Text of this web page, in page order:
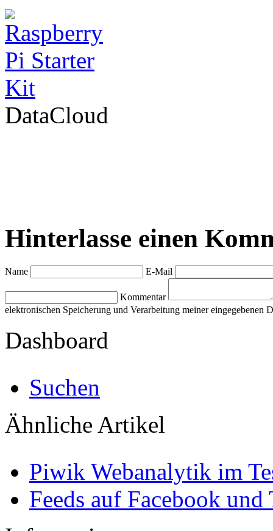
DataCloud
Hinterlasse einen
Name E-Mail
Kommentar
elektronischen Speicherung und Verarbeitung meiner
Dashboard
Suchen
Ähnliche Artikel
Piwik Webanalytik im
Feeds auf Facebook